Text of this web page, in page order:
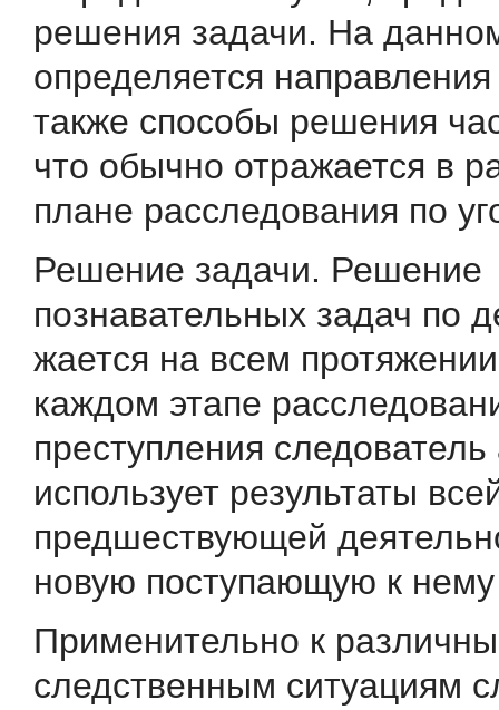
решения задачи. На
определяется
также способы реше­ния
что обычно отражается в
плане рассле­дования по
Решение задачи. Решение
познавательных задач по
жается на всем
каждом этапе
преступления следователь
использует результаты
предшествующей
новую поступающую к
Применительно к
следственным ситуациям